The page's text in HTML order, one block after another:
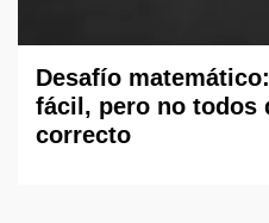
Desafío
fácil, pero no todos
correcto